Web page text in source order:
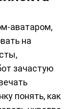
аватаром,
на
зачастую
понять, как